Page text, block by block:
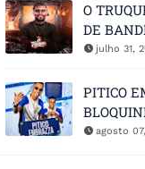
O
DE
julho 31,
PITICO
agosto